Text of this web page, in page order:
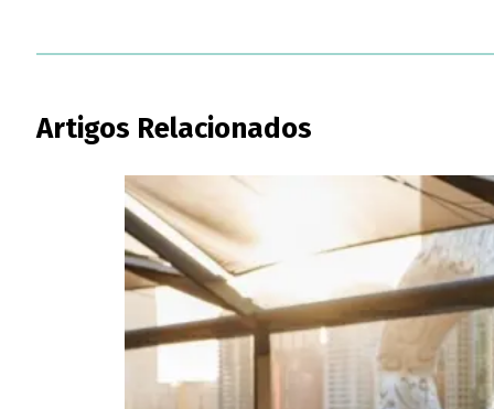
Artigos Relacionados